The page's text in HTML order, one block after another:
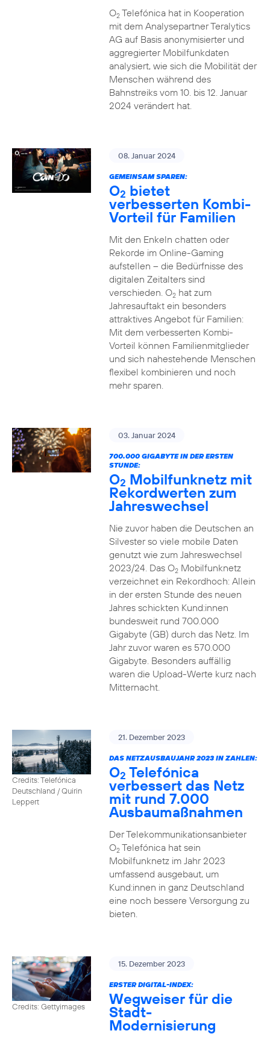
O2Telefónica hat in Kooperation
mit dem Analysepartner Teralytics
AG auf Basis anonymisierter und
aggregierter Mobilfunkdaten
analysiert, wie sich die Mobilität der
Menschen während des
Bahnstreiks vom 10. bis 12. Januar
2024 verändert hat.
08. Januar 2024
GEMEINSAM SPAREN:
O2 bietet
verbesserten Kombi-
Vorteil für Familien
Mit den Enkeln chatten oder
Rekorde im Online-Gaming
aufstellen – die Bedürfnisse des
digitalen Zeitalters sind
verschieden. O2hat zum
Jahresauftakt ein besonders
attraktives Angebot für Familien:
Mit dem verbesserten Kombi-
Vorteil können Familienmitglieder
und sich nahestehende Menschen
flexibel kombinieren und noch
mehr sparen.
03. Januar 2024
700.000 GIGABYTE IN DER ERSTEN
STUNDE:
O2 Mobilfunknetz mit
Rekordwerten zum
Jahreswechsel
Nie zuvor haben die Deutschen an
Silvester so viele mobile Daten
genutzt wie zum Jahreswechsel
2023/24. Das O2Mobilfunknetz
verzeichnet ein Rekordhoch: Allein
in der ersten Stunde des neuen
Jahres schickten Kund:innen
bundesweit rund 700.000
Gigabyte (GB) durch das Netz. Im
Jahr zuvor waren es 570.000
Gigabyte. Besonders auffällig
waren die Upload-Werte kurz nach
Mitternacht.
Credits: Telefónica
Deutschland / Quirin
Leppert
21. Dezember 2023
DAS NETZAUSBAUJAHR 2023 IN ZAHLEN:
O2 Telefónica
verbessert das Netz
mit rund 7.000
Ausbaumaßnahmen
Der Telekommunikationsanbieter
O2Telefónica hat sein
Mobilfunknetz im Jahr 2023
umfassend ausgebaut, um
Kund:innen in ganz Deutschland
eine noch bessere Versorgung zu
bieten.
Credits: Gettyimages
15. Dezember 2023
ERSTER DIGITAL-INDEX:
Wegweiser für die
Stadt-
Modernisierung